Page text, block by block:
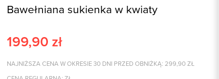
Bawełniana sukienka w kwiaty
199,90 zł
NAJNIŻSZA CENA W OKRESIE 30 DNI PRZED OBNIŻKĄ: 299,90 ZŁ